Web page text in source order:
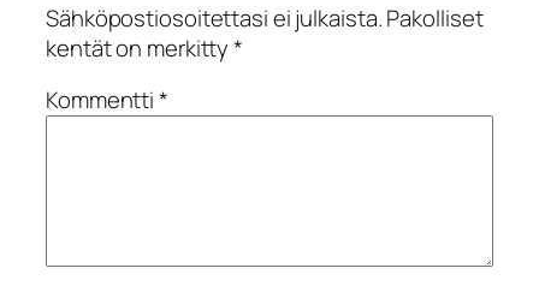
Sähköpostiosoitettasi ei julkaista.Pakolliset
kentät on merkitty*
Kommentti*